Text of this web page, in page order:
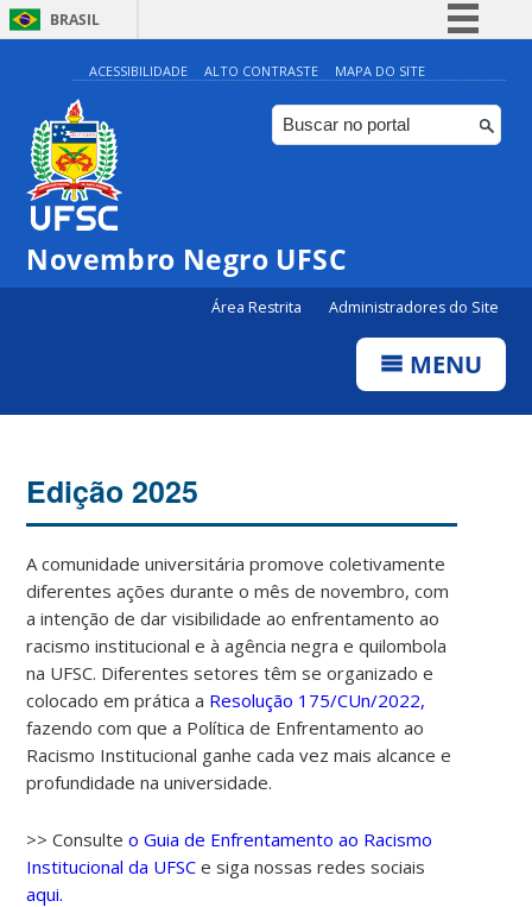
BRASIL
Simplifique!
Comunica BR
Participe
ACESSIBILIDADE ALTO CONTRASTE MAPA DO SITE
Novembro Negro UFSC
Área Restrita Administradores do Site
MENU
Edição 2025
A comunidade universitária promove coletivamente
diferentes ações durante o mês de novembro, com
a intenção de dar visibilidade ao enfrentamento ao
racismo institucional e à agência negra e quilombola
na UFSC. Diferentes setores têm se organizado e
colocado em prática a Resolução 175/CUn/2022,
fazendo com que a Política de Enfrentamento ao
Racismo Institucional ganhe cada vez mais alcance e
profundidade na universidade.
>> Consulteo Guia de Enfrentamento ao Racismo
Institucional da UFSC e siga nossas redes sociais
aqui.